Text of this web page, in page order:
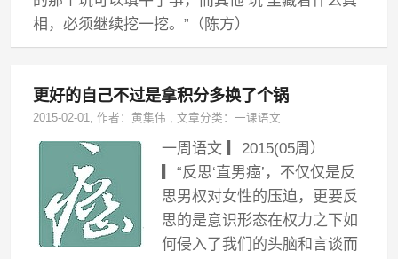
相，必须继续挖一挖。”（陈方）
更好的自己不过是拿积分多换了个锅
2015-02-01, 作者：黄集伟 ,文章分类：一课语文
一周语文 ▎2015(05周）
▎“反思‘直男癌’，不仅仅是反
思男权对女性的压迫，更要反
思的是意识形态在权力之下如
何侵入了我们的头脑和言谈而